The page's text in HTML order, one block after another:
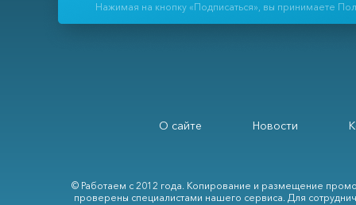
Нажимая на кнопку «Подписаться», вы принимаете
О сайте Новости
© Работаем с 2012 года. Копирование и размещение
проверены специалистами нашего сервиса. Для